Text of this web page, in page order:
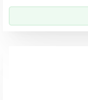
era: